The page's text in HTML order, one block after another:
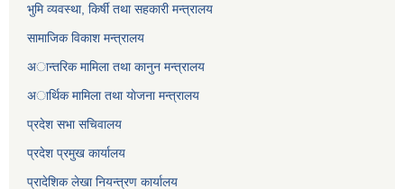
भुमि व्यवस्था, किर्षी तथा सहकारी मन्त्रालय
सामाजिक विकाश मन्त्रालय
अान्तरिक मामिला तथा कानुन मन्त्रालय
अार्थिक मामिला तथा याेजना मन्त्रालय
प्रदेश सभा सचिवालय
प्रदेश प्रमुख कार्यालय
प्रादेशिक लेखा नियन्त्रण कार्यालय